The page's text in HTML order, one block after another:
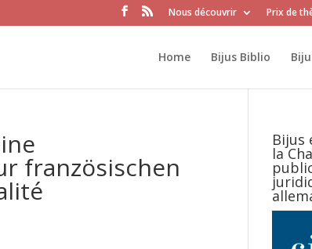
Nous découvrir Prix de
Home Bijus Biblio
französischen
Bijus
la